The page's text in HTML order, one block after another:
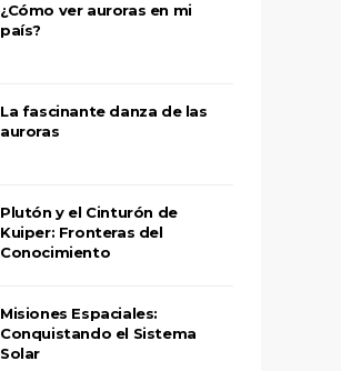
¿Cómo ver auroras en mi
país?
La fascinante danza de las
auroras
Plutón y el Cinturón de
Kuiper: Fronteras del
Conocimiento
Misiones Espaciales:
Conquistando el Sistema
Solar